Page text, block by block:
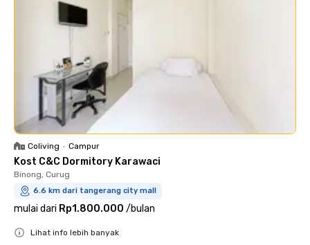
Coliving • Campur
Kost C&C Dormitory Karawaci
Binong, Curug
6.6 km dari tangerang city mall
mulai dari Rp1.800.000 /bulan
Lihat info lebih banyak